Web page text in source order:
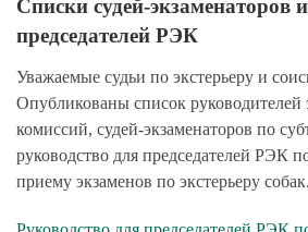
Списки судей-экзаменаторов
председателей РЭК
Уважаемые судьи по экстерьеру и
Опубликованы список
комиссий, судей-экзаменаторов по
руководство для председателей РЭК
приему экзаменов по экстерьеру собак.